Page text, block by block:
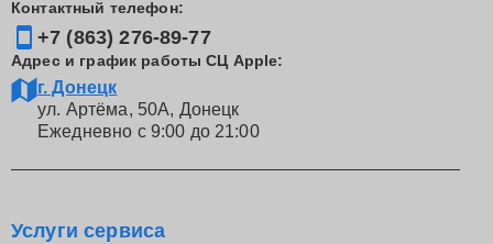
Контактный телефон:
+7 (863) 276-89-77
Адрес и график работы СЦ Apple:
г. Донецк
ул. Артёма, 50А, Донецк
Ежедневно с 9:00 до 21:00
Услуги сервиса